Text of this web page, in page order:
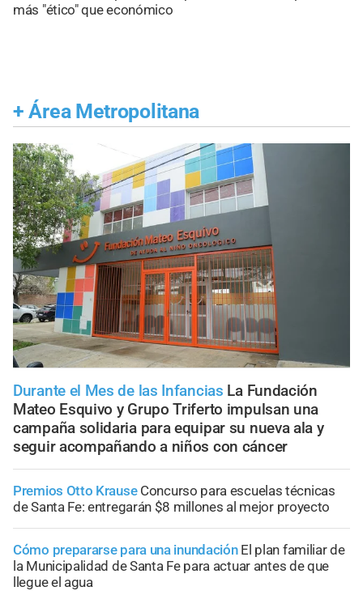
más "ético" que económico
+ Área Metropolitana
Durante el Mes de las Infancias La Fundación
Mateo Esquivo y Grupo Triferto impulsan una
campaña solidaria para equipar su nueva ala y
seguir acompañando a niños con cáncer
Premios Otto Krause Concurso para escuelas técnicas
de Santa Fe: entregarán $8 millones al mejor proyecto
Cómo prepararse para una inundación El plan familiar de
la Municipalidad de Santa Fe para actuar antes de que
llegue el agua